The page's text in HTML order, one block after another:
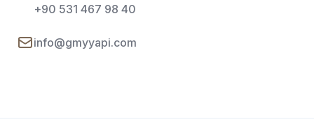
+90 531 467 98 40
info@gmyyapi.com